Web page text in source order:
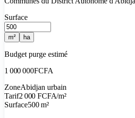
Surface
m² ha
Budget purge estimé
1 000 000FCFA
ZoneAbidjan urbain
Tarif2 000 FCFA/m²
Surface500m²